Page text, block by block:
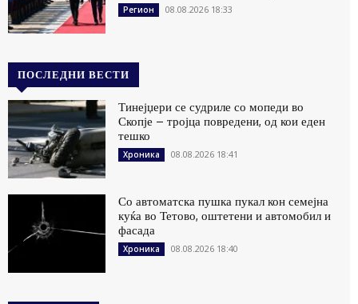
Регион 08.08.2026 18:33
ПОСЛЕДНИ ВЕСТИ
Тинејџери се судриле со мопеди во
Скопје – тројца повредени, од кои еден
тешко
Хроника 08.08.2026 18:41
Со автоматска пушка пукал кон семејна
куќа во Тетово, оштетени и автомобил и
фасада
Хроника 08.08.2026 18:40